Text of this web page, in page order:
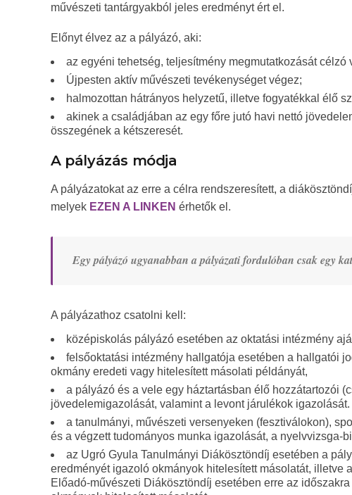
művészeti tantárgyakból jeles eredményt ért el.
Előnyt élvez az a pályázó, aki:
az egyéni tehetség, teljesítmény megmutatkozását célzó
Újpesten aktív művészeti tevékenységet végez;
halmozottan hátrányos helyzetű, illetve fogyatékkal élő
akinek a családjában az egy főre jutó havi nettó
összegének a kétszeresét.
A pályázás módja
A pályázatokat az erre a célra rendszeresített, a
melyek EZEN A LINKEN érhetők el.
Egy pályázó ugyanabban a pályázati fordulóban csak egy
A pályázathoz csatolni kell:
középiskolás pályázó esetében az oktatási intézmény
felsőoktatási intézmény hallgatója esetében a hallgatói
okmány eredeti vagy hitelesített másolati példányát,
a pályázó és a vele egy háztartásban élő hozzátartozói
jövedelemigazolását, valamint a levont járulékok igazolását.
a tanulmányi, művészeti versenyeken (fesztiválokon),
és a végzett tudományos munka igazolását, a nyelvvizsga-
az Ugró Gyula Tanulmányi Diákösztöndíj esetében a
eredményét igazoló okmányok hitelesített másolatát,
Előadó-művészeti Diákösztöndíj esetében erre az